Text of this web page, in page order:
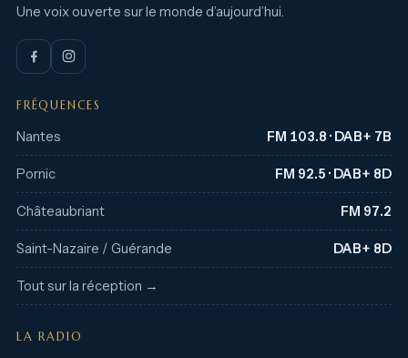
Une voix ouverte sur le monde d’aujourd’hui.
FRÉQUENCES
Nantes FM 103.8 · DAB+ 7B
Pornic FM 92.5 · DAB+ 8D
Châteaubriant FM 97.2
Saint-Nazaire / Guérande DAB+ 8D
Tout sur la réception →
LA RADIO